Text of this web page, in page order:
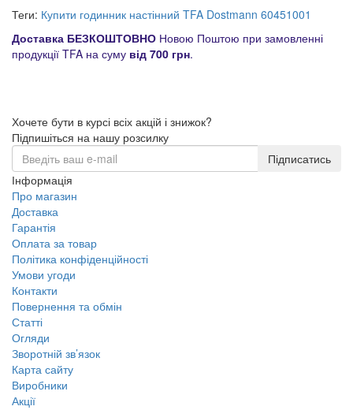
Теги: Купити годинник настінний TFA Dostmann 60451001
Доставка БЕЗКОШТОВНО Новою Поштою при замовленні
продукції TFA на суму від 700 грн.
Хочете бути в курсі всіх акцій і знижок?
Підпишіться на нашу розсилку
Підписатись
Інформація
Про магазин
Доставка
Гарантія
Оплата за товар
Політика конфіденційності
Умови угоди
Контакти
Повернення та обмін
Статті
Огляди
Зворотній зв’язок
Карта сайту
Виробники
Акції